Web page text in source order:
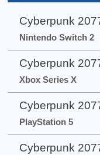
Cyberpunk
Nintendo Switch 2
Cyberpunk
Xbox Series X
Cyberpunk
PlayStation 5
Cyberpunk